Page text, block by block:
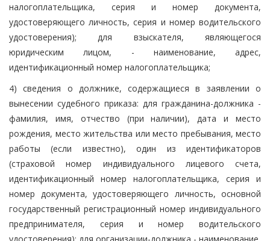
налогоплательщика, серия и номер документа,
удостоверяющего личность, серия и номер водительского
удостоверения); для взыскателя, являющегося
юридическим лицом, - наименование, адрес,
идентификационный номер налогоплательщика;
4) сведения о должнике, содержащиеся в заявлении о
вынесении судебного приказа: для гражданина-должника -
фамилия, имя, отчество (при наличии), дата и место
рождения, место жительства или место пребывания, место
работы (если известно), один из идентификаторов
(страховой номер индивидуального лицевого счета,
идентификационный номер налогоплательщика, серия и
номер документа, удостоверяющего личность, основной
государственный регистрационный номер индивидуального
предпринимателя, серия и номер водительского